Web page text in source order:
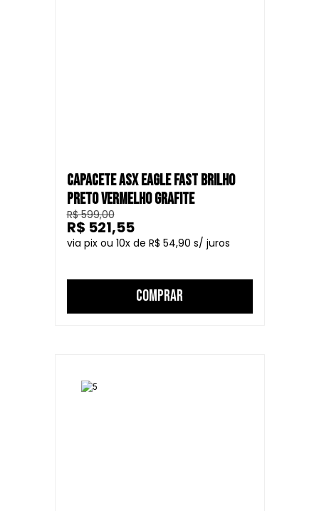
CAPACETE ASX EAGLE FAST BRILHO
PRETO VERMELHO GRAFITE
R$ 599,00
10
R$ 54,90
R$ 521,55
COMPRAR